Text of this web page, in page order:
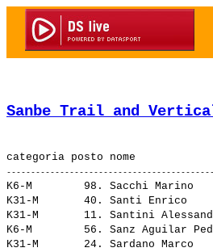
Sanbe Trail and
K6-M        98. Sacchi
K31-M       40. Santi
K31-M       11. Santini
K6-M        56. Sanz Aguilar
K31-M       24. Sardano